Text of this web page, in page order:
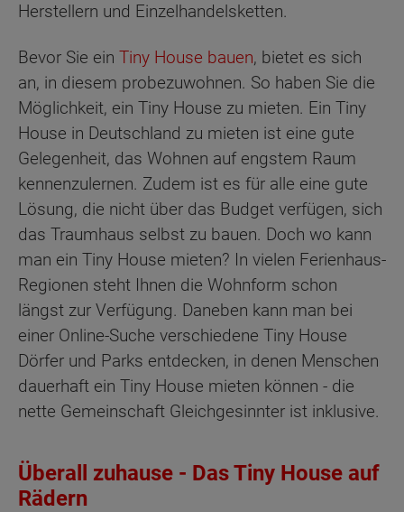
Herstellern und Einzelhandelsketten.
Bevor Sie ein Tiny House bauen, bietet es sich
an, in diesem probezuwohnen. So haben Sie die
Möglichkeit, ein Tiny House zu mieten. Ein Tiny
House in Deutschland zu mieten ist eine gute
Gelegenheit, das Wohnen auf engstem Raum
kennenzulernen. Zudem ist es für alle eine gute
Lösung, die nicht über das Budget verfügen, sich
das Traumhaus selbst zu bauen. Doch wo kann
man ein Tiny House mieten? In vielen Ferienhaus-
Regionen steht Ihnen die Wohnform schon
längst zur Verfügung. Daneben kann man bei
einer Online-Suche verschiedene Tiny House
Dörfer und Parks entdecken, in denen Menschen
dauerhaft ein Tiny House mieten können - die
nette Gemeinschaft Gleichgesinnter ist inklusive.
Überall zuhause - Das Tiny House auf
Rädern